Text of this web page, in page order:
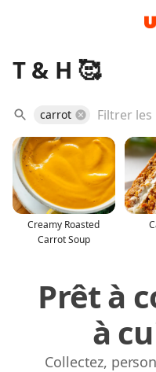
T & H 🥰
carrot
Creamy Roasted
Carrot Soup
Prêt à
à
Collectez,